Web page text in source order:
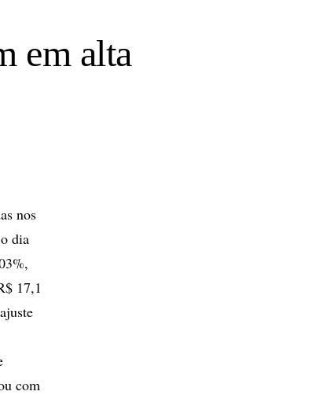
em alta
nos
dia
17,1
com